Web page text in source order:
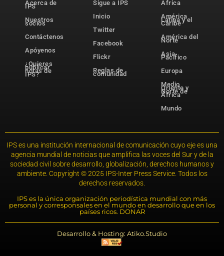
Acerca de
IPS
Nuestros
socios
Contáctenos
Apóyenos
¿Quieres
publicar
notas de
IPS?
Sigue a IPS
Inicio
Twitter
Facebook
Flickr
Reglas de
comunidad
África
América
Latina y el
Caribe
América del
Norte
Asia-
Pacífico
Europa
Medio
Oriente y
Norte de
África
Mundo
IPS es una institución internacional de comunicación cuyo eje es una
agencia mundial de noticias que amplifica las voces del Sur y de la
sociedad civil sobre desarrollo, globalización, derechos humanos y
ambiente. Copyright © 2025 IPS-Inter Press Service. Todos los
derechos reservados.
IPS es la única organización periodística mundial con más
personal y corresponsales en el mundo en desarrollo que en los
países ricos. DONAR
Desarrollo & Hosting: Atiko.Studio